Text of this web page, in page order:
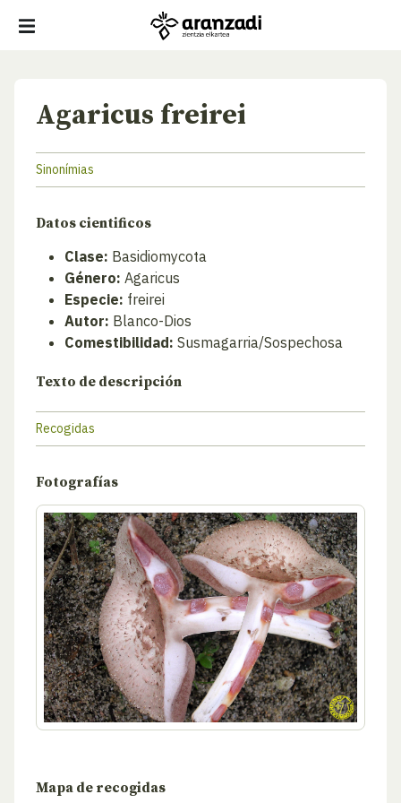
Agaricus freirei
Sinonímias
Datos cientificos
Clase: Basidiomycota
Género: Agaricus
Especie: freirei
Autor: Blanco-Dios
Comestibilidad: Susmagarria/Sospechosa
Texto de descripción
Recogidas
Fotografías
Mapa de recogidas